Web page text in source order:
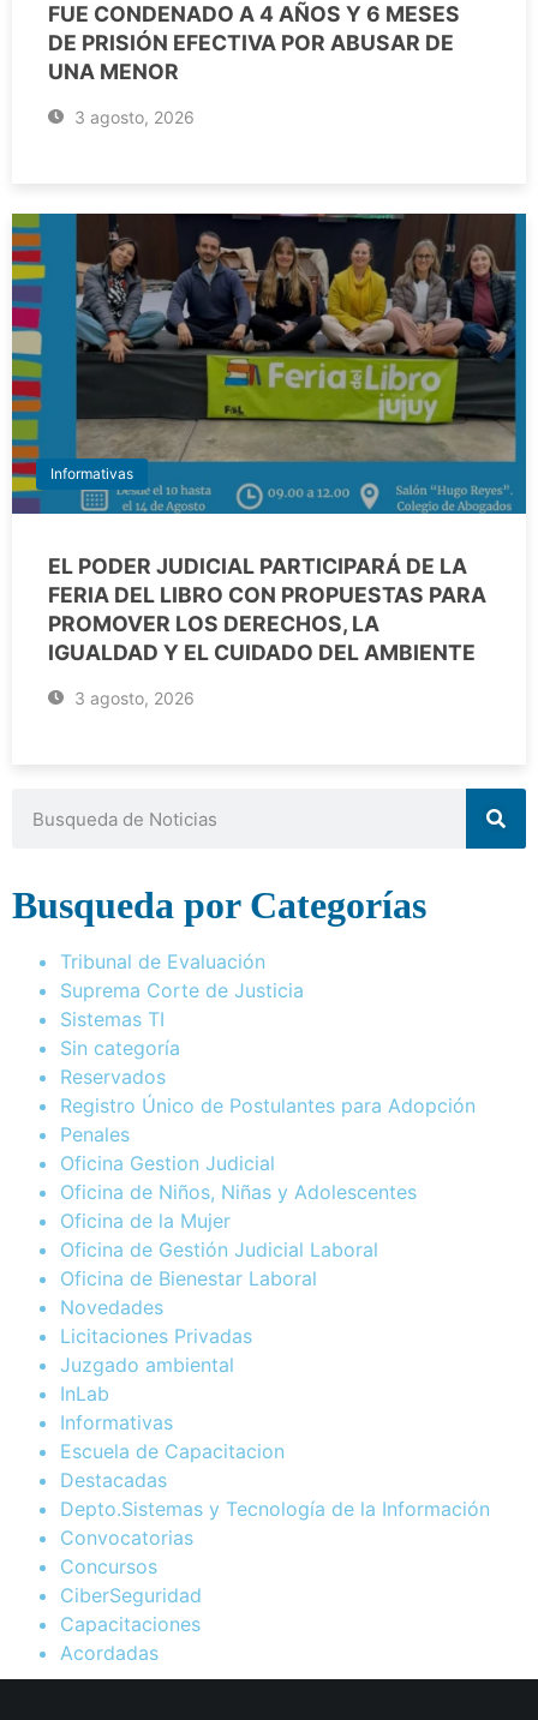
FUE CONDENADO A 4 AÑOS Y 6 MESES
DE PRISIÓN EFECTIVA POR ABUSAR DE
UNA MENOR
3 agosto, 2026
Informativas
EL PODER JUDICIAL PARTICIPARÁ DE LA
FERIA DEL LIBRO CON PROPUESTAS PARA
PROMOVER LOS DERECHOS, LA
IGUALDAD Y EL CUIDADO DEL AMBIENTE
3 agosto, 2026
Busqueda por Categorías
Tribunal de Evaluación
Suprema Corte de Justicia
Sistemas TI
Sin categoría
Reservados
Registro Único de Postulantes para Adopción
Penales
Oficina Gestion Judicial
Oficina de Niños, Niñas y Adolescentes
Oficina de la Mujer
Oficina de Gestión Judicial Laboral
Oficina de Bienestar Laboral
Novedades
Licitaciones Privadas
Juzgado ambiental
InLab
Informativas
Escuela de Capacitacion
Destacadas
Depto.Sistemas y Tecnología de la Información
Convocatorias
Concursos
CiberSeguridad
Capacitaciones
Acordadas